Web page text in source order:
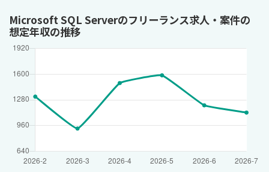
Microsoft SQL Serverのフリーランス求人・案件の
想定年収の推移